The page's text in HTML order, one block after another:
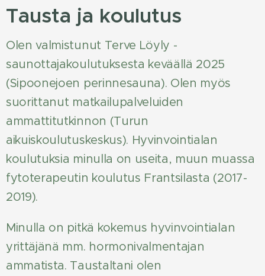
Tausta ja koulutus
Olen valmistunut Terve Löyly -
saunottajakoulutuksesta keväällä 2025
(Sipoonejoen perinnesauna). Olen myös
suorittanut matkailupalveluiden
ammattitutkinnon (Turun
aikuiskoulutuskeskus). Hyvinvointialan
koulutuksia minulla on useita, muun muassa
fytoterapeutin koulutus Frantsilasta (2017-
2019).
Minulla on pitkä kokemus hyvinvointialan
yrittäjänä mm. hormonivalmentajan
ammatista. Taustaltani olen